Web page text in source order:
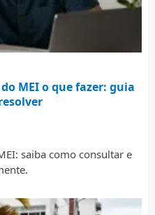
MEI o que fazer: guia
saiba como consultar e